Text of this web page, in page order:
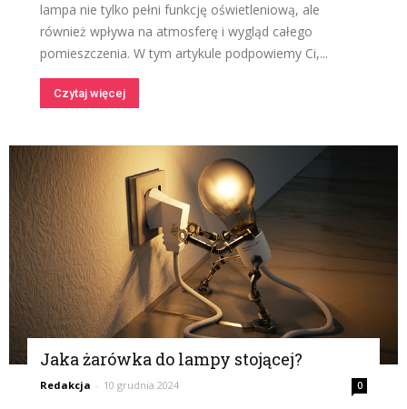
lampa nie tylko pełni funkcję oświetleniową, ale
również wpływa na atmosferę i wygląd całego
pomieszczenia. W tym artykule podpowiemy Ci,...
Czytaj więcej
Jaka żarówka do lampy stojącej?
Redakcja - 10 grudnia 2024 0